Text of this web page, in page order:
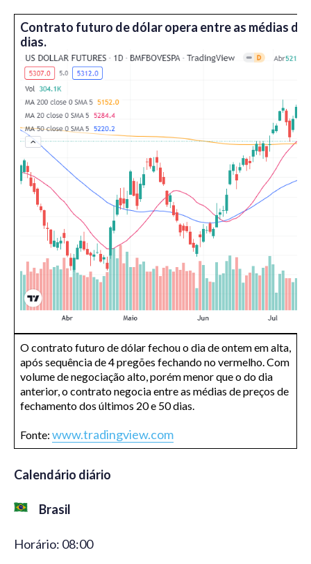
Contrato futuro de dólar opera entre as médias de
dias.
O contrato futuro de dólar fechou o dia de ontem em alta,
após sequência de 4 pregões fechando no vermelho. Com
volume de negociação alto, porém menor que o do dia
anterior, o contrato negocia entre as médias de preços de
fechamento dos últimos 20 e 50 dias.
Fonte: www.tradingview.com
Calendário diário
Brasil
Horário: 08:00